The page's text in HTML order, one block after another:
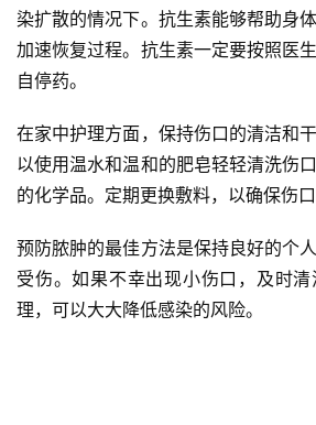
染扩散的情况下。抗生素能够帮助身
加速恢复过程。抗生素一定要按照医
自停药。
在家中护理方面，保持伤口的清洁和
以使用温水和温和的肥皂轻轻清洗伤
的化学品。定期更换敷料，以确保伤口
预防脓肿的最佳方法是保持良好的个
受伤。如果不幸出现小伤口，及时
理，可以大大降低感染的风险。